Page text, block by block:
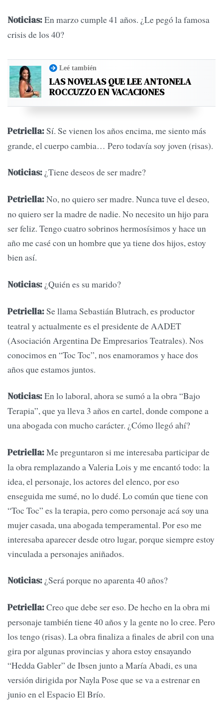
Noticias:En marzo cumple 41 años. ¿Le pegó la famosa
crisis de los 40?
Leé también
LAS NOVELAS QUE LEE ANTONELA
ROCCUZZO EN VACACIONES
Petriella:Sí. Se vienen los años encima, me siento más
grande, el cuerpo cambia… Pero todavía soy joven (risas).
Noticias: ¿Tiene deseos de ser madre?
Petriella:No, no quiero ser madre. Nunca tuve el deseo,
no quiero ser la madre de nadie. No necesito un hijo para
ser feliz. Tengo cuatro sobrinos hermosísimos y hace un
año me casé con un hombre que ya tiene dos hijos, estoy
bien así.
Noticias: ¿Quién es su marido?
Petriella:Se llama Sebastián Blutrach, es productor
teatral y actualmente es el presidente de AADET
(Asociación Argentina De Empresarios Teatrales). Nos
conocimos en “Toc Toc”, nos enamoramos y hace dos
años que estamos juntos.
Noticias:En lo laboral, ahora se sumó a la obra “Bajo
Terapia”, que ya lleva 3 años en cartel, donde compone a
una abogada con mucho carácter. ¿Cómo llegó ahí?
Petriella:Me preguntaron si me interesaba participar de
la obra remplazando a Valeria Lois y me encantó todo: la
idea, el personaje, los actores del elenco, por eso
enseguida me sumé, no lo dudé. Lo común que tiene con
“Toc Toc” es la terapia, pero como personaje acá soy una
mujer casada, una abogada temperamental. Por eso me
interesaba aparecer desde otro lugar, porque siempre estoy
vinculada a personajes aniñados.
Noticias: ¿Será porque no aparenta 40 años?
Petriella:Creo que debe ser eso. De hecho en la obra mi
personaje también tiene 40 años y la gente no lo cree. Pero
los tengo (risas). La obra finaliza a finales de abril con una
gira por algunas provincias y ahora estoy ensayando
“Hedda Gabler” de Ibsen junto a María Abadi, es una
versión dirigida por Nayla Pose que se va a estrenar en
junio en el Espacio El Brío.